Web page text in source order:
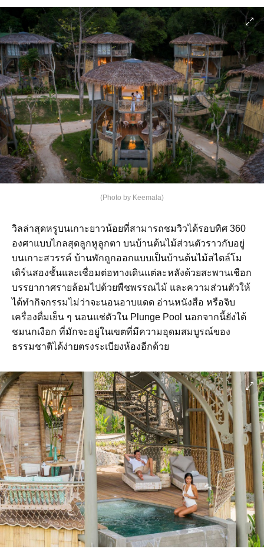
(Photo by Keemala)
วิลล่าสุดหรูบนเกาะยาวน้อยที่สามารถชมวิวได้รอบทิศ 360
องศาแบบไกลสุดลูกหูลูกตา บนบ้านต้นไม้ส่วนตัวราวกับอยู่
บนเกาะสวรรค์ บ้านพักถูกออกแบบเป็นบ้านต้นไม้สไตล์โม
เดิร์นสองชั้นและเชื่อมต่อทางเดินแต่ละหลังด้วยสะพานเชือก
บรรยากาศรายล้อมไปด้วยพืชพรรณไม้ และความส่วนตัวให้
ได้ทำกิจกรรมไม่ว่าจะนอนอาบแดด อ่านหนังสือ หรือจิบ
เครื่องดื่มเย็น ๆ นอนแช่ตัวใน Plunge Pool นอกจากนี้ยังได้
ชมนกเงือก ที่มักจะอยู่ในเขตที่มีความอุดมสมบูรณ์ของ
ธรรมชาติได้ง่ายตรงระเบียงห้องอีกด้วย